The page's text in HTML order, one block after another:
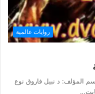
روايات عالمية
المؤلف: د نبيل فاروق نوع